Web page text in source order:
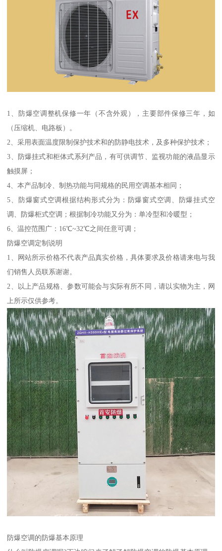
1、防爆空调整机保修一年（不含外观），主要部件保修三年，如
（压缩机、电路板）。
2、采用表面温度限制保护技术和的防静电技术，及多种保护技术；
3、防爆挂式和柜体式系列产品，有可供调节、监视功能的液晶显示
触摸屏；
4、本产品制冷、制热功能与同规格的民用空调基本相同；
5、防爆窗式空调根据结构形式分为：防爆窗式空调、防爆挂式空
调、防爆柜式空调；根据制冷功能又分为：单冷型和冷暖型；
6、温控范围广：16℃~32℃之间任意可调；
防爆空调定制说明
1、网站所示价格不代表产品真实价格，具体要求及价格请来电与我
们销售人员联系谢谢。
2、以上产品规格、参数可能会与实际有所不同，请以实物为主，网
上所示仅供参考。
防爆空调的防爆基本原理